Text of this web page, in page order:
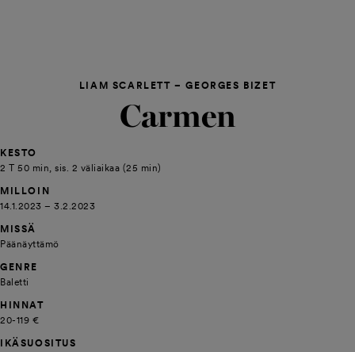
LIAM SCARLETT – GEORGES BIZET
Carmen
KESTO
2 T 50 min, sis. 2 väliaikaa (25 min)
MILLOIN
14.1.2023 – 3.2.2023
MISSÄ
Päänäyttämö
GENRE
Baletti
HINNAT
20-119 €
IKÄSUOSITUS